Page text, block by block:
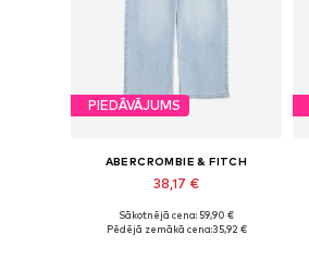
PIEDĀVĀJUMS
ABERCROMBIE & FITCH
38,17 €
Pieejams daudzos izmēros
Sākotnējā cena: 59,90 €
Pēdējā zemākā cena:35,92 €